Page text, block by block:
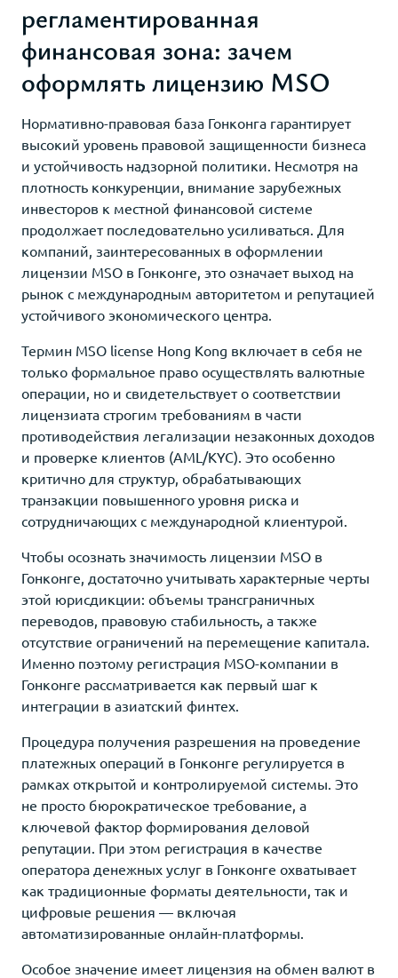
регламентированная
финансовая зона: зачем
оформлять лицензию MSO
Нормативно-правовая база Гонконга гарантирует
высокий уровень правовой защищенности бизнеса
и устойчивость надзорной политики. Несмотря на
плотность конкуренции, внимание зарубежных
инвесторов к местной финансовой системе
продолжает последовательно усиливаться. Для
компаний, заинтересованных в оформлении
лицензии MSO в Гонконге, это означает выход на
рынок с международным авторитетом и репутацией
устойчивого экономического центра.
Термин MSO license Hong Kong включает в себя не
только формальное право осуществлять валютные
операции, но и свидетельствует о соответствии
лицензиата строгим требованиям в части
противодействия легализации незаконных доходов
и проверке клиентов (AML/KYC). Это особенно
критично для структур, обрабатывающих
транзакции повышенного уровня риска и
сотрудничающих с международной клиентурой.
Чтобы осознать значимость лицензии MSO в
Гонконге, достаточно учитывать характерные черты
этой юрисдикции: объемы трансграничных
переводов, правовую стабильность, а также
отсутствие ограничений на перемещение капитала.
Именно поэтому регистрация MSO-компании в
Гонконге рассматривается как первый шаг к
интеграции в азиатский финтех.
Процедура получения разрешения на проведение
платежных операций в Гонконге регулируется в
рамках открытой и контролируемой системы. Это
не просто бюрократическое требование, а
ключевой фактор формирования деловой
репутации. При этом регистрация в качестве
оператора денежных услуг в Гонконге охватывает
как традиционные форматы деятельности, так и
цифровые решения — включая
автоматизированные онлайн-платформы.
Особое значение имеет лицензия на обмен валют в